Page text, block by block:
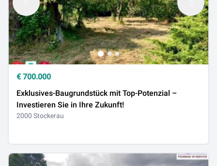
€ 700.000
Exklusives-Baugrundstück mit Top-Potenzial –
Investieren Sie in Ihre Zukunft!
2000 Stockerau